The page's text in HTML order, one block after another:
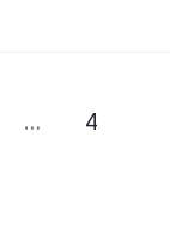
… 4